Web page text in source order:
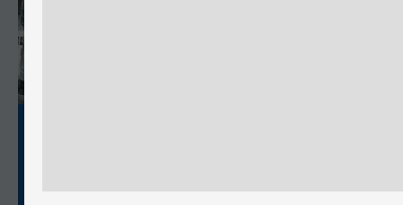
bestanden - herzliche Gratulation! Wir